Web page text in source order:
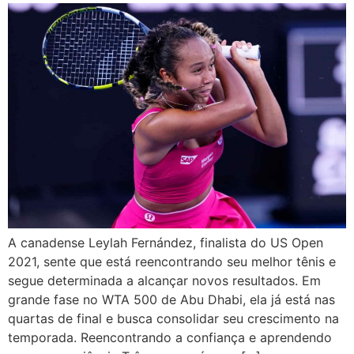
A canadense Leylah Fernández, finalista do US Open
2021, sente que está reencontrando seu melhor tênis e
segue determinada a alcançar novos resultados. Em
grande fase no WTA 500 de Abu Dhabi, ela já está nas
quartas de final e busca consolidar seu crescimento na
temporada. Reencontrando a confiança e aprendendo